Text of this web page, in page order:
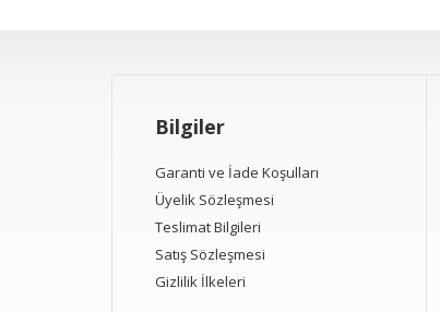
Bilgiler
Garanti ve İade Koşulları
Üyelik Sözleşmesi
Teslimat Bilgileri
Satış Sözleşmesi
Gizlilik İlkeleri